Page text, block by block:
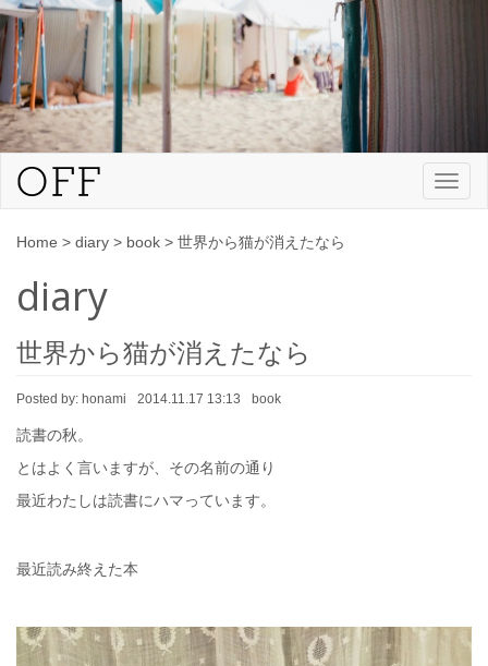
Home > diary > book > 世界から猫が消えたなら
diary
世界から猫が消えたなら
Posted by: honami 2014.11.17 13:13 book
読書の秋。
とはよく言いますが、その名前の通り
最近わたしは読書にハマっています。
最近読み終えた本